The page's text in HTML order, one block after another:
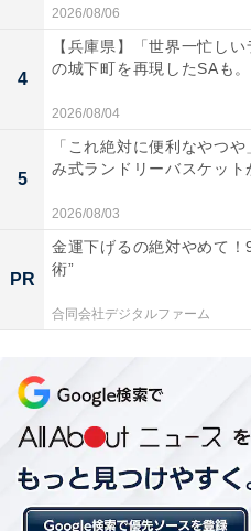
2026/08/06
4
【兵庫県】「世界一忙し
の城下町を再現したSAも
2026/08/04
5
「これ絶対に便利なやつ
み式ランドリーバスケット
2026/08/03
PR
金運下げるの絶対やめて！
術”
合同会社デジタルファーム